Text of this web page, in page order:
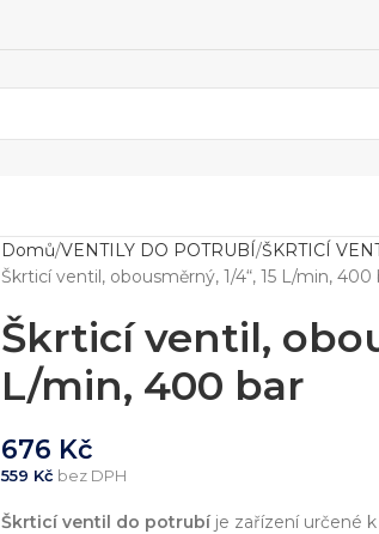
Domů VENTILY DO POTRUBÍ ŠKRTICÍ
Škrticí ventil, obousměrný, 1/4“, 15 L/min, 400
Škrticí ventil,
L/min, 400 bar
676 Kč
559 Kč bez DPH
Škrticí ventil do potrubíje zařízení určené